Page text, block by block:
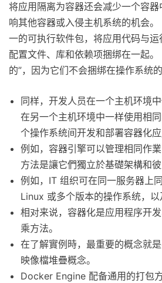
将应用隔离为容器还会减少一个容
响其他容器或入侵主机系统的机会
一的可执行软件包，将应用代码与
配置文件、库和依赖项捆绑在一起。
的”，因为它们不会捆绑在操作系统的
同样，开发人员在一个主机环境
在另一个主机环境中一样使用相
个操作系统间开发和部署容器化应
例如，容器引擎可以管理相同作業
方法是讓它們獨立於基礎架構和彼
例如，IT 组织可在同一服务器上
Linux 或多个版本的操作系统，以
相对来说，容器化是应用程序开
乘方法。
在了解實例時，最重要的概念就
映像檔堆疊概念。
Docker Engine 配备通用的打包